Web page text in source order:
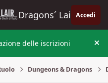
Dragons´ Lair Accedi
delle iscrizioni
Dungeons & Dragons